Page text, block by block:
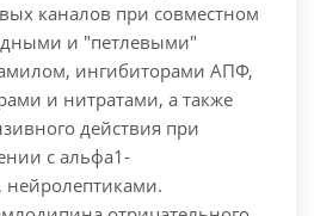
каналов при совместном
и "петлевыми"
ингибиторами АПФ,
и нитратами, а также
действия при
с альфа1-
нейролептиками.